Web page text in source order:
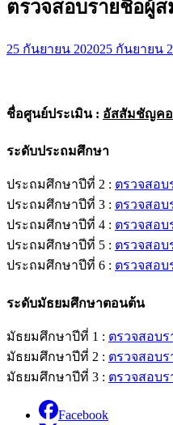
ตรวจสอบรายชื่อผู้ส
25 กันยายน 202025 กันยายน
ชื่อศูนย์ประเมิน : อัสสัมชัญค
ระดับประถมศึกษา
ประถมศึกษาปีที่ 2 : ตรวจสอบ
ประถมศึกษาปีที่ 3 : ตรวจสอบ
ประถมศึกษาปีที่ 4 : ตรวจสอบ
ประถมศึกษาปีที่ 5 : ตรวจสอบ
ประถมศึกษาปีที่ 6 : ตรวจสอบ
ระดับมัธยมศึกษาตอนต้น
มัธยมศึกษาปีที่ 1 : ตรวจสอบร
มัธยมศึกษาปีที่ 2 : ตรวจสอบร
มัธยมศึกษาปีที่ 3 : ตรวจสอบร
Facebook